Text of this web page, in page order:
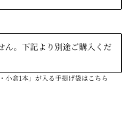
ん。下記より別途ご購入くだ
倉1本」が入る手提げ袋はこちら